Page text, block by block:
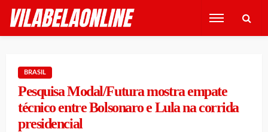
BRASIL
Pesquisa Modal/Futura mostra empate
técnico entre Bolsonaro e Lula na corrida
presidencial